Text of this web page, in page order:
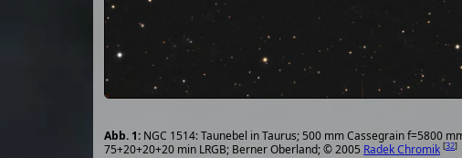
NGC 1514: Taunebel in Taurus; 500 mm Cassegrain f=5800
75+20+20+20 min LRGB; Berner Oberland; © 2005 Radek Chromik [32]